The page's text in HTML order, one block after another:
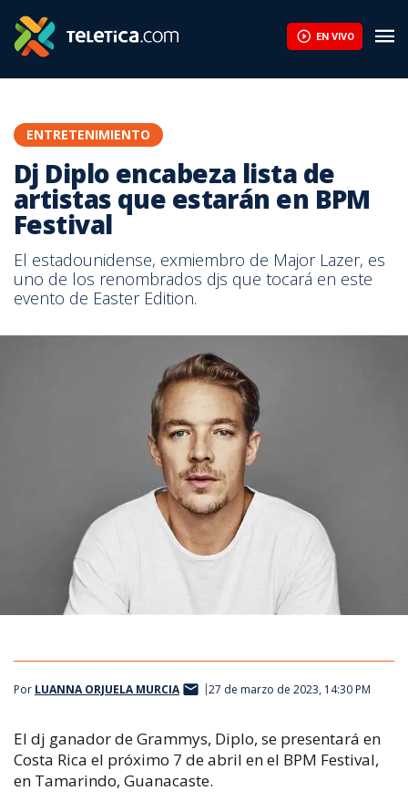
EN VIVO
ENTRETENIMIENTO
Dj Diplo encabeza lista de
artistas que estarán en BPM
Festival
El estadounidense, exmiembro de Major Lazer, es
uno de los renombrados djs que tocará en este
evento de Easter Edition.
Por LUANNA ORJUELA MURCIA 27 de marzo de 2023, 14:30 PM
El dj ganador de Grammys, Diplo, se presentará en
Costa Rica el próximo 7 de abril en el BPM Festival,
en Tamarindo, Guanacaste.